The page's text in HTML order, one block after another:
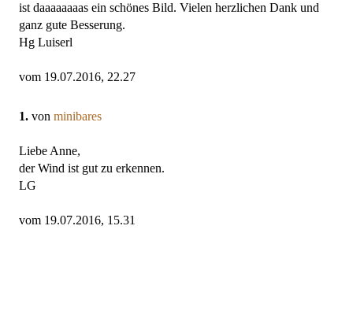
ist daaaaaaaas ein schönes Bild. Vielen herzlichen Dank und
ganz gute Besserung.
Hg Luiserl
vom 19.07.2016, 22.27
1. von minibares
Liebe Anne,
der Wind ist gut zu erkennen.
LG
vom 19.07.2016, 15.31